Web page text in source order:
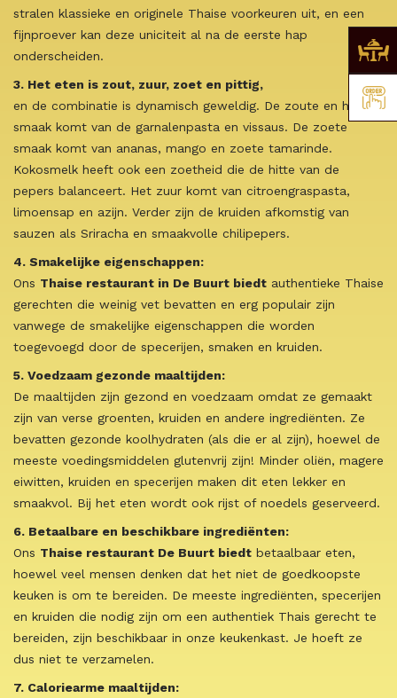
stralen klassieke en originele Thaise voorkeuren uit, en een
fijnproever kan deze uniciteit al na de eerste hap
onderscheiden.
3. Het eten is zout, zuur, zoet en pittig,
en de combinatie is dynamisch geweldig. De zoute en hartige
smaak komt van de garnalenpasta en vissaus. De zoete
smaak komt van ananas, mango en zoete tamarinde.
Kokosmelk heeft ook een zoetheid die de hitte van de
pepers balanceert. Het zuur komt van citroengraspasta,
limoensap en azijn. Verder zijn de kruiden afkomstig van
sauzen als Sriracha en smaakvolle chilipepers.
4. Smakelijke eigenschappen:
Ons Thaise restaurant in De Buurt biedt authentieke Thaise
gerechten die weinig vet bevatten en erg populair zijn
vanwege de smakelijke eigenschappen die worden
toegevoegd door de specerijen, smaken en kruiden.
5. Voedzaam gezonde maaltijden:
De maaltijden zijn gezond en voedzaam omdat ze gemaakt
zijn van verse groenten, kruiden en andere ingrediënten. Ze
bevatten gezonde koolhydraten (als die er al zijn), hoewel de
meeste voedingsmiddelen glutenvrij zijn! Minder oliën, magere
eiwitten, kruiden en specerijen maken dit eten lekker en
smaakvol. Bij het eten wordt ook rijst of noedels geserveerd.
6. Betaalbare en beschikbare ingrediënten:
Ons Thaise restaurant De Buurt biedt betaalbaar eten,
hoewel veel mensen denken dat het niet de goedkoopste
keuken is om te bereiden. De meeste ingrediënten, specerijen
en kruiden die nodig zijn om een authentiek Thais gerecht te
bereiden, zijn beschikbaar in onze keukenkast. Je hoeft ze
dus niet te verzamelen.
7. Caloriearme maaltijden: